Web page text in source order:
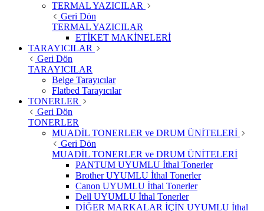
TERMAL YAZICILAR
Geri Dön
TERMAL YAZICILAR
ETİKET MAKİNELERİ
TARAYICILAR
Geri Dön
TARAYICILAR
Belge Tarayıcılar
Flatbed Tarayıcılar
TONERLER
Geri Dön
TONERLER
MUADİL TONERLER ve DRUM ÜNİTELERİ
Geri Dön
MUADİL TONERLER ve DRUM ÜNİTELERİ
PANTUM UYUMLU İthal Tonerler
Brother UYUMLU İthal Tonerler
Canon UYUMLU İthal Tonerler
Dell UYUMLU İthal Tonerler
DİĞER MARKALAR İÇİN UYUMLU İthal